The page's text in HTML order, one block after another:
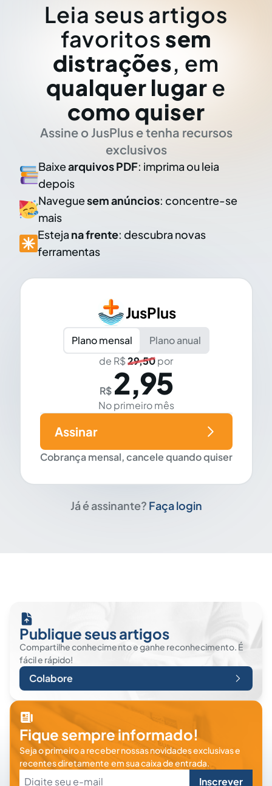
Leia seus artigos
favoritos sem
distrações, em
qualquer lugar e
como quiser
Assine o JusPlus e tenha recursos
exclusivos
Baixearquivos PDF: imprima ou leia
depois
Naveguesem anúncios: concentre-se
mais
Esteja na frente: descubra novas
ferramentas
JusPlus
Plano mensal
Plano anual
de R$29,50por
R$ 2,95
No primeiro mês
Cobrança mensal, cancele quando quiser
Assinar
Já é assinante? Faça login
Publique seus artigos
Compartilhe conhecimento e ganhe reconhecimento. É
fácil e rápido!
Colabore
Fique sempre informado!
Seja o primeiro a receber nossas novidades exclusivas e
recentes diretamente em sua caixa de entrada.
Inscrever